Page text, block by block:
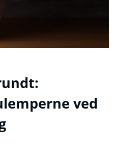
ved